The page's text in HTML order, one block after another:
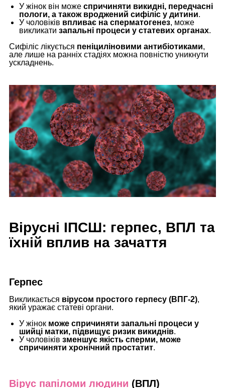
У жінок він може спричиняти викидні, передчасні
пологи, а також вроджений сифіліс у дитини.
У чоловіків впливає на сперматогенез, може
викликати запальні процеси у статевих органах.
Сифіліс лікується пеніциліновими антибіотиками,
але лише на ранніх стадіях можна повністю уникнути
ускладнень.
Вірусні ІПСШ: герпес, ВПЛ та
їхній вплив на зачаття
Герпес
Викликається вірусом простого герпесу (ВПГ-2),
який уражає статеві органи.
У жінок може спричиняти запальні процеси у
шийці матки, підвищує ризик викиднів.
У чоловіків зменшує якість сперми, може
спричиняти хронічний простатит.
Вірус папіломи людини (ВПЛ)